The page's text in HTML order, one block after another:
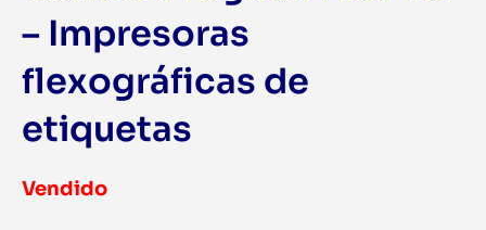
– Impresoras
flexográficas de
etiquetas
Vendido